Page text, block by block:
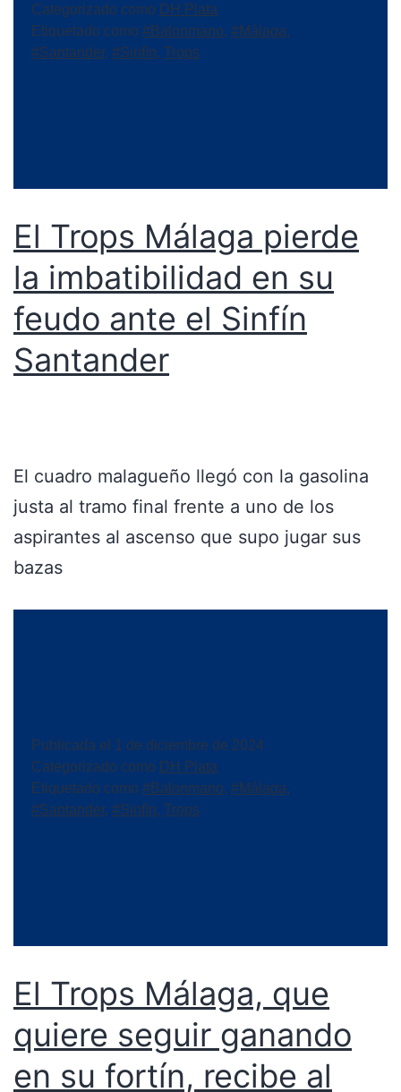
Categorizado como DH Plata
Etiquetado como #Balonmano, #Málaga,
#Santander, #Sinfín, Trops
El Trops Málaga pierde
la imbatibilidad en su
feudo ante el Sinfín
Santander
El cuadro malagueño llegó con la gasolina
justa al tramo final frente a uno de los
aspirantes al ascenso que supo jugar sus
bazas
Publicada el
1 de diciembre de 2024
Categorizado como DH Plata
Etiquetado como #Balonmano, #Málaga,
#Santander, #Sinfín, Trops
El Trops Málaga, que
quiere seguir ganando
en su fortín, recibe al